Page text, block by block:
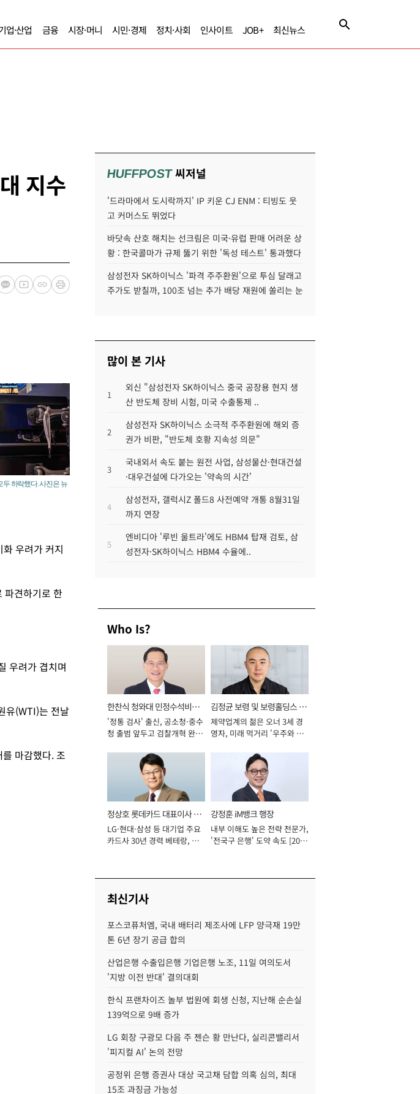
업·산업 금융 시장·머니 시민·경제 정치·사회 인사이트 JOB+ 최신뉴스
지수
두 하락했다. 사진은 뉴
우려가 커지
파견하기로 한
우려가 겹치며
유(WTI)는 전날
마감했다. 조
HUFFPOST씨저널
'드라마에서 도시락까지' IP 키운 CJ ENM : 티빙도 웃
고 커머스도 뛰었다
바닷속 산호 해치는 선크림은 미국·유럽 판매 어려운 상
황 : 한국콜마가 규제 뚫기 위한 '독성 테스트' 통과했다
삼성전자 SK하이닉스 '파격 주주환원'으로 투심 달래고
주가도 받칠까, 100조 넘는 추가 배당 재원에 쏠리는 눈
많이 본 기사
1
외신 "삼성전자 SK하이닉스 중국 공장용 현지 생
산 반도체 장비 시험, 미국 수출통제 ..
2
삼성전자 SK하이닉스 소극적 주주환원에 해외 증
권가 비판, "반도체 호황 지속성 의문"
3
국내외서 속도 붙는 원전 사업, 삼성물산·현대건설
·대우건설에 다가오는 '약속의 시간'
4
삼성전자, 갤럭시Z 폴드8 사전예약 개통 8월31일
까지 연장
5
엔비디아 '루빈 울트라'에도 HBM4 탑재 검토, 삼
성전자·SK하이닉스 HBM4 수율에..
Who Is?
한찬식 청와대 민정수석비서
관
'정통 검사' 출신, 공소청·중수
청 출범 앞두고 검찰개혁 완수
김정균 보령 및 보령홀딩스 대
표이사 사장
제약업계의 젊은 오너 3세 경
영자, 미래 먹거리 '우주와 헬
정상호 롯데카드 대표이사 사
장
LG·현대·삼성 등 대기업 주요
카드사 30년 경력 베테랑, 신
강정훈 iM뱅크 행장
내부 이해도 높은 전략 전문가,
'전국구 은행' 도약 속도 [2026
최신기사
포스코퓨처엠, 국내 배터리 제조사에 LFP 양극재 19만
톤 6년 장기 공급 합의
산업은행 수출입은행 기업은행 노조, 11일 여의도서
'지방 이전 반대' 결의대회
한식 프랜차이즈 놀부 법원에 회생 신청, 지난해 순손실
139억으로 9배 증가
LG 회장 구광모 다음 주 젠슨 황 만난다, 실리콘밸리서
'피지컬 AI' 논의 전망
공정위 은행 증권사 대상 국고채 담합 의혹 심의, 최대
15조 과징금 가능성